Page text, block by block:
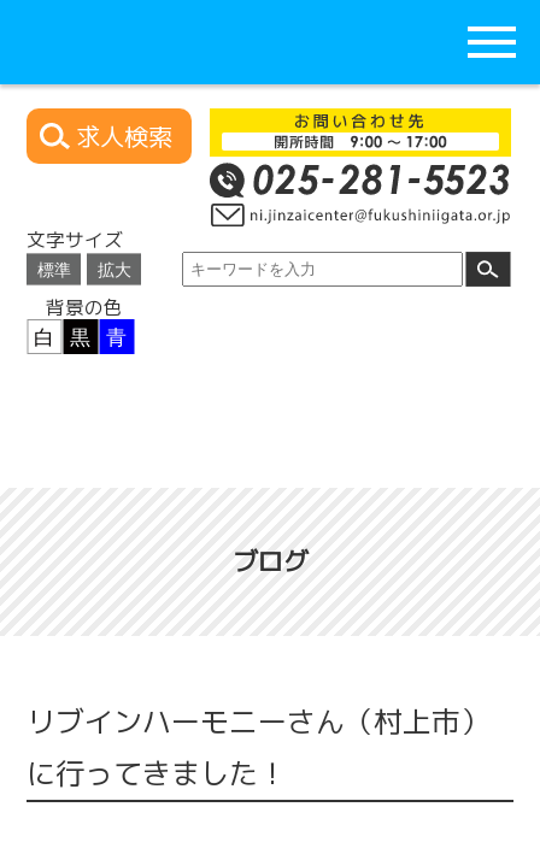
求人検索
文字サイズ
背景の色
ブログ
リブインハーモニーさん（村上市）
に行ってきました！